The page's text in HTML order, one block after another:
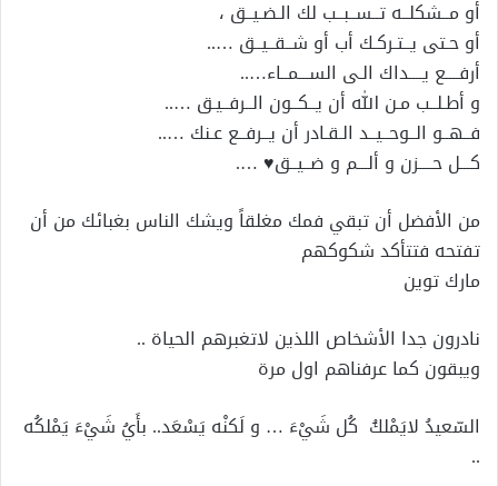
أو مــشكلــه تــســبــب لك الـضـيــق ،
أو حـتى يــتـركـك أب أو شــقــيــق …..
أرفــــع يــــداك الـى الســـمــاء…..
و أطـلــب مـن الله أن يــكــون الــرفــيـق …..
فــهــو الــوحــيــد الـقـادر أن يــرفــع عـنك …..
كـــل حــــزن و ألـــم و ضــيــق♥ ….
من الأفضل أن تبقي فمك مغلقاً ويشك الناس بغبائك من أن
تفتحه فتتأكد شكوكهم
مارك توين
نادرون جدا الأشخاص اللذين لاتغبرهم الحياة ..
ويبقون كما عرفناهم اول مرة
السّعيدُ لايَمْلكُ كُل شَيْءَ … و لَكنْه يَسْعَد.. بأَيُ شَيْءَ يَمْلكُه
..